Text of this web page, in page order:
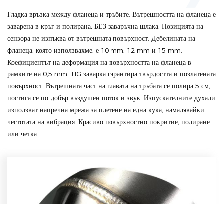
Гладка връзка между фланеца и тръбите. Вътрешността на фланеца е
заварена в кръг и полирана, БЕЗ заваръчна шлака. Позицията на
сензора не изпъква от вътрешната повърхност. Дебелината на
фланеца, която използвахме, е 10 mm, 12 mm и 15 mm.
Коефициентът на деформация на повърхността на фланеца в
рамките на 0,5 mm .TIG заварка гарантира твърдостта и позлатената
повърхност. Вътрешната част на главата на тръбата се полира 5 см,
постига се по-добър въздушен поток и звук. Изпускателните духали
използват напречна мрежа за плетене на една кука, намалявайки
честотата на вибрация. Красиво повърхностно покритие, полиране
или четка